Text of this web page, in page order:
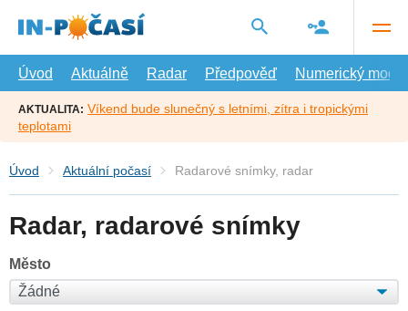
hlavní
Úvod
Aktuálně Radar Předpověď Numerický model
AKTUALITA: Víkend bude slunečný s letními, zítra i tropickými
teplotami
Úvod Aktuální počasí Radarové snímky, radar
Radar, radarové snímky
Město